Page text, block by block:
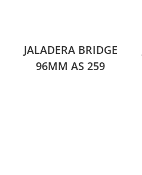
JALADERA BRIDGE
96MM AS 259